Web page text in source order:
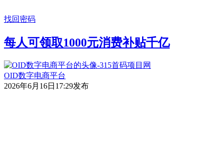
找回密码
每人可领取1000元消费补贴千亿
OID数字电商平台
2026年6月16日17:29发布